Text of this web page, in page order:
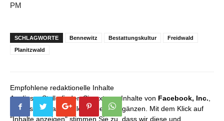
PM
SCHLAGWORTE Bennewitz Bestattungskultur
Freidwald
Planitzwald
Empfohlene redaktionelle Inhalte
An dieser Stelle finden Sie externe Inhalte von Facebook, Inc.
die unser redaktionelles Angebot ergänzen. Mit dem Klick auf
"Inhalte anzeigen" stimmen Sie zu, dass wir diese und